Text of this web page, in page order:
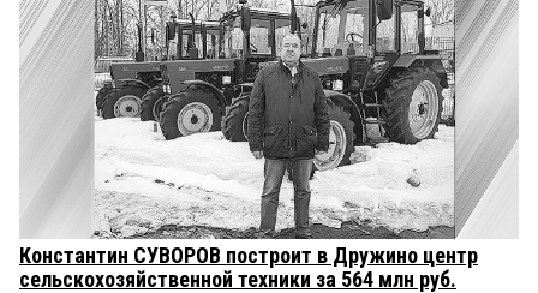
Константин СУВОРОВ построит в Дружино центр
сельскохозяйственной техники за 564 млн руб.